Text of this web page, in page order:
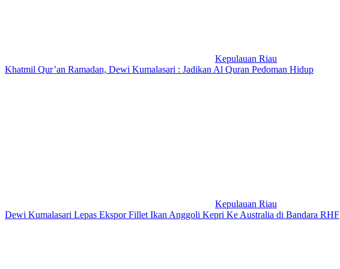
Kepulauan Riau
Khatmil Qur’an Ramadan, Dewi Kumalasari : Jadikan Al Quran Pedoman Hidup
Kepulauan Riau
Dewi Kumalasari Lepas Ekspor Fillet Ikan Anggoli Kepri Ke Australia di Bandara RHF